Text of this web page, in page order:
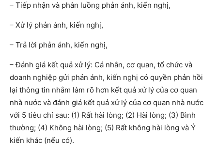
– Tiếp nhận và phân luồng phản ánh, kiến nghị,
– Xử lý phản ánh, kiến nghị,
– Trả lời phản ánh, kiến nghị,
– Đánh giá kết quả xử lý: Cá nhân, cơ quan, tổ chức và
doanh nghiệp gửi phản ánh, kiến nghị có quyền phản hồi
lại thông tin nhằm làm rõ hơn kết quả xử lý của cơ quan
nhà nước và đánh giá kết quả xử lý của cơ quan nhà nước
với 5 tiêu chí sau: (1) Rất hài lòng; (2) Hài lòng; (3) Bình
thường; (4) Không hài lòng; (5) Rất không hài lòng và Ý
kiến khác (nếu có).